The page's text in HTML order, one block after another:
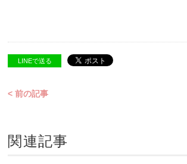
LINEで送る
< 前の記事
関連記事